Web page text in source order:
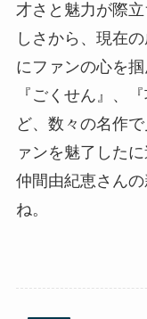
才さと魅力が際
しさから、現在
にファンの心を
『ごくせん』、
ど、数々の名作
ァンを魅了した
仲間由紀恵さん
ね。